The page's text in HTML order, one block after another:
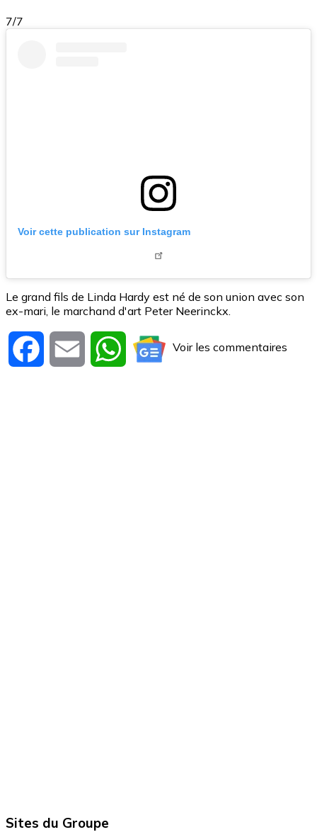
7/7
Voir cette publication sur Instagram
Le grand fils de Linda Hardy est né de son union avec son
ex-mari, le marchand d'art Peter Neerinckx.
Facebook Email WhatsAppVoir les commentaires
Sites du Groupe